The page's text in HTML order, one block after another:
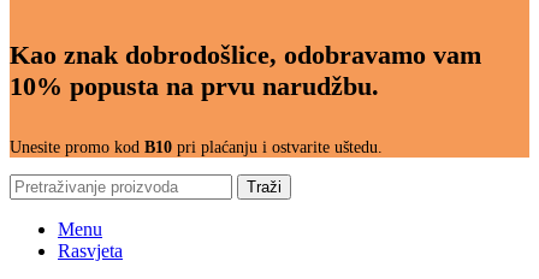
Kao znak dobrodošlice, odobravamo vam
10% popusta na prvu narudžbu.
Unesite promo kod B10 pri plaćanju i ostvarite uštedu.
Traži
Menu
Rasvjeta